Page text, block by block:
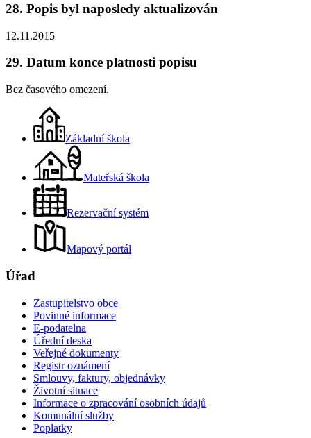
28. Popis byl naposledy aktualizován
12.11.2015
29. Datum konce platnosti popisu
Bez časového omezení.
Základní škola
Mateřská škola
Rezervační systém
Mapový portál
Úřad
Zastupitelstvo obce
Povinné informace
E-podatelna
Úřední deska
Veřejné dokumenty
Registr oznámení
Smlouvy, faktury, objednávky
Životní situace
Informace o zpracování osobních údajů
Komunální služby
Poplatky